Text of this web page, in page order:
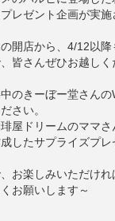
レゼント企画が実施
開店から、4/12以降
皆さんぜひお越しく
のきーぼー堂さんの
さい。
屋ドリームのママさ
したサプライズプレ
お楽しみいただけれ
お願いします～